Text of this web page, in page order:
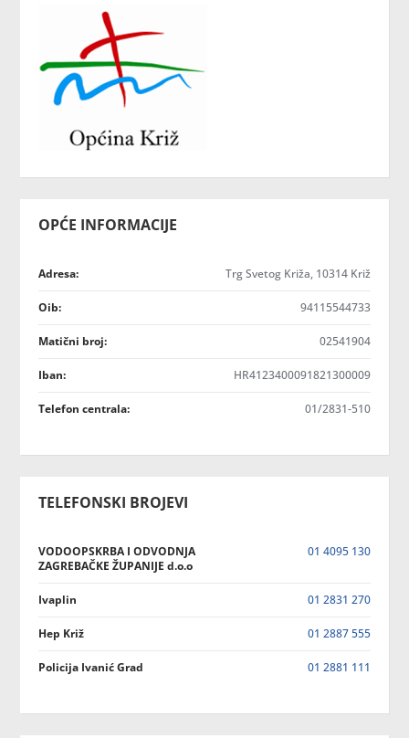
OPĆE INFORMACIJE
Adresa: Trg Svetog Križa, 10314 Križ
Oib: 94115544733
Matični broj: 02541904
Iban: HR4123400091821300009
Telefon centrala: 01/2831-510
TELEFONSKI BROJEVI
VODOOPSKRBA I ODVODNJA
ZAGREBAČKE ŽUPANIJE d.o.o
01 4095 130
Ivaplin 01 2831 270
Hep Križ 01 2887 555
Policija Ivanić Grad 01 2881 111